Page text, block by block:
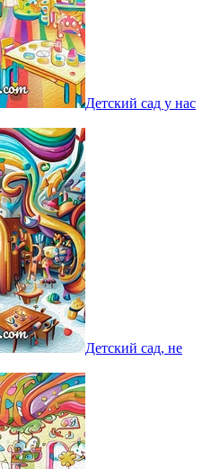
Детский сад у нас
Детский сад, не